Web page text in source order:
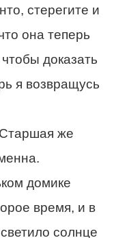
стерегите и
она теперь
доказать
я возвращусь
Старшая же
домике
время, и в
солнце